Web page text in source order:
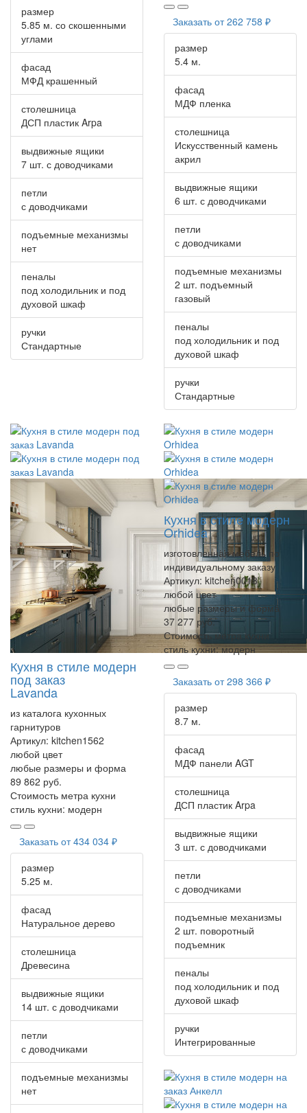
размер
5.85 м. со скошенными
углами
фасад
МФД крашенный
столешница
ДСП пластик Arpa
выдвижные ящики
7 шт. с доводчиками
петли
с доводчиками
подъемные механизмы
нет
пеналы
под холодильник и под
духовой шкаф
ручки
Стандартные
Заказать от262 758 ₽
размер
5.4 м.
фасад
МДФ пленка
столешница
Искусственный камень
акрил
выдвижные ящики
6 шт. с доводчиками
петли
с доводчиками
подъемные механизмы
2 шт. подъемный
газовый
пеналы
под холодильник и под
духовой шкаф
ручки
Стандартные
Кухня в стиле модерн
под заказ
Lavanda
из каталога кухонных
гарнитуров
Артикул: kitchen1562
любой цвет
любые размеры и форма
89 862 руб.
Стоимость метра кухни
стиль кухни: модерн
Заказать от434 034 ₽
размер
5.25 м.
фасад
Натуральное дерево
столешница
Древесина
выдвижные ящики
14 шт. с доводчиками
петли
с доводчиками
подъемные механизмы
нет
Кухня в стиле модерн
Orhidea
изготовленная мебель по
индивидуальному заказу
Артикул: kitchen0018
любой цвет
любые размеры и форма
37 277 руб.
Стоимость метра кухни
стиль кухни:модерн
Заказать от298 366 ₽
размер
8.7 м.
фасад
МДФ панели AGT
столешница
ДСП пластик Arpa
выдвижные ящики
3 шт. с доводчиками
петли
с доводчиками
подъемные механизмы
2 шт. поворотный
подъемник
пеналы
под холодильник и под
духовой шкаф
ручки
Интегрированные